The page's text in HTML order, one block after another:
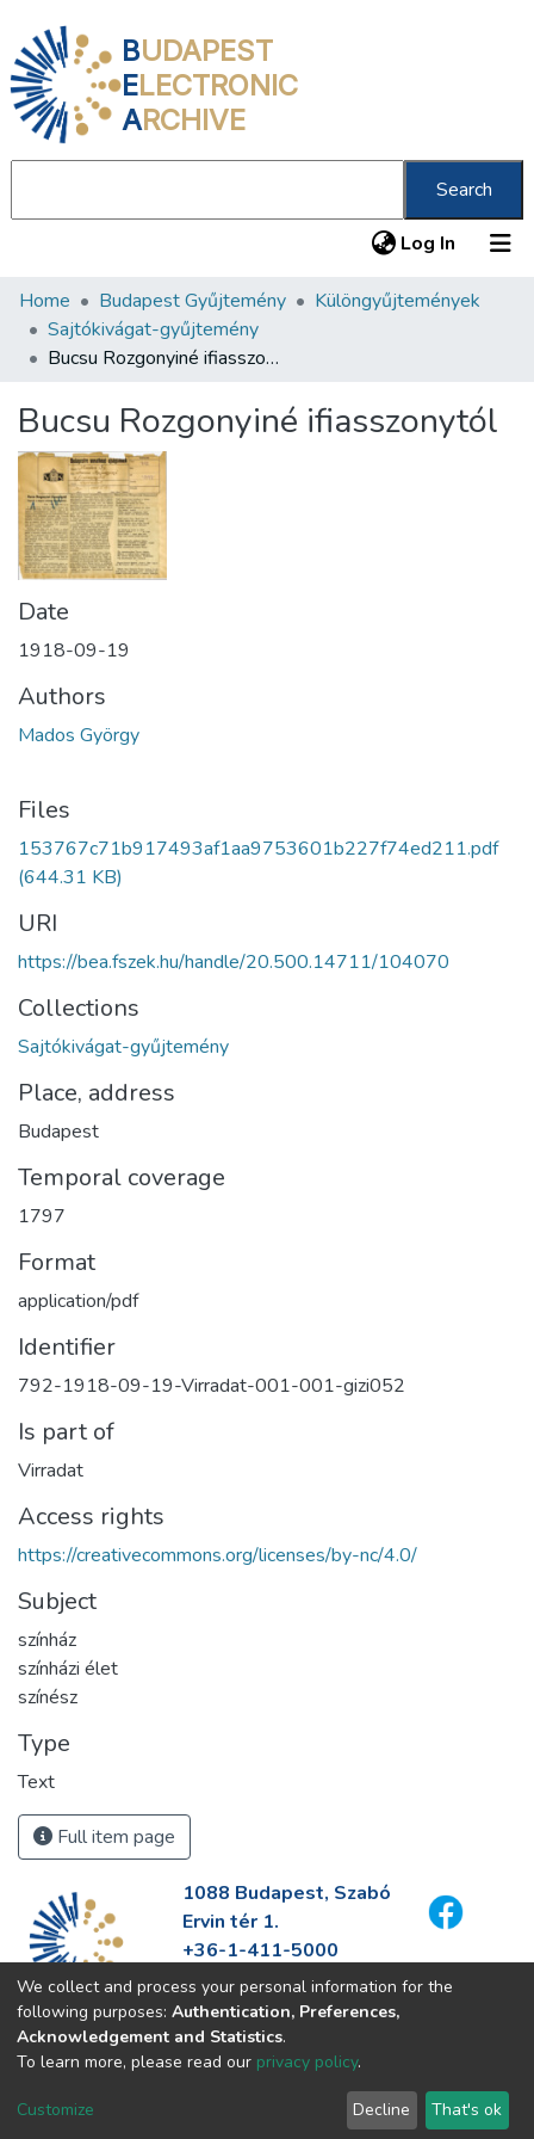
BUDAPEST
ELECTRONIC
ARCHIVE
Search
Log In (current)
Communities & Collections
All of DSpace
About us
Home Budapest Gyűjtemény
Különgyűjtemények
Sajtókivágat-gyűjtemény
Bucsu Rozgonyiné ifiasszonytól
Bucsu Rozgonyiné ifiasszonytól
Date
1918-09-19
Authors
Mados György
Files
153767c71b917493af1aa9753601b227f74ed211.pdf
(644.31 KB)
URI
https://bea.fszek.hu/handle/20.500.14711/104070
Collections
Sajtókivágat-gyűjtemény
Place, address
Budapest
Temporal coverage
1797
Format
application/pdf
Identifier
792-1918-09-19-Virradat-001-001-gizi052
Is part of
Virradat
Access rights
https://creativecommons.org/licenses/by-nc/4.0/
Subject
színház
színházi élet
színész
Type
Text
Full item page
1088 Budapest, Szabó
Ervin tér 1.
+36-1-411-5000
info@fszek.hu
https://fszek.hu
We collect and process your personal information for the
following purposes: Authentication, Preferences,
Acknowledgement and Statistics.
To learn more, please read our privacy policy.
Customize Decline That's ok